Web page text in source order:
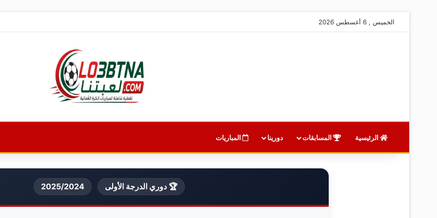
الخميس , 6 أغسطس 2026
الرئيسية المسابقات دورينا المباريات
🏆 دوري الدرجة الأولى 2025/2024